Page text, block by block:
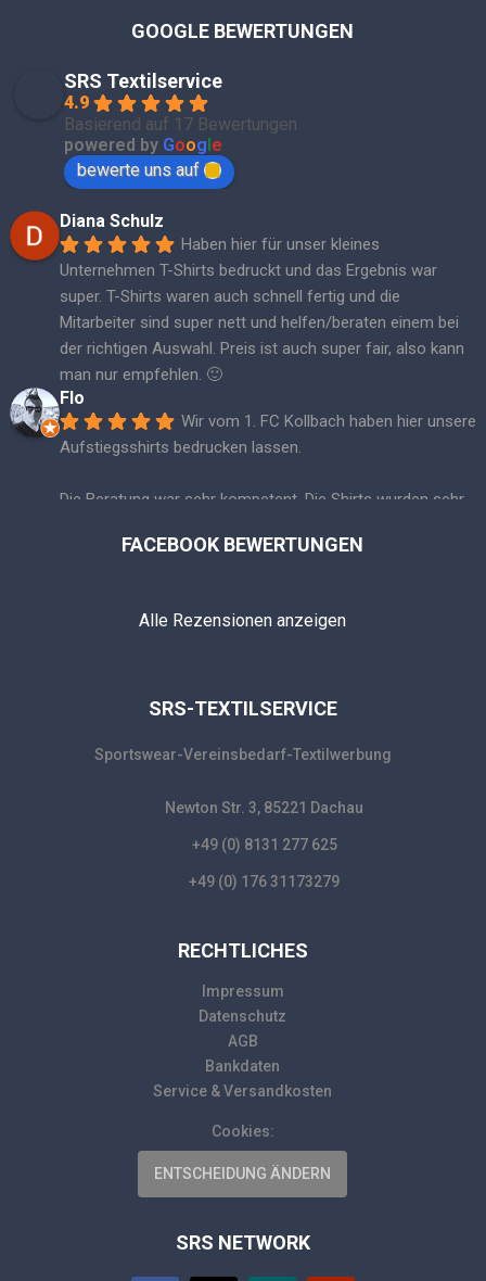
GOOGLE BEWERTUNGEN
SRS Textilservice
4.9
Basierend auf 17 Bewertungen
powered by Google
bewerte uns auf
Diana Schulz
Haben hier für unser kleines
Unternehmen T-Shirts bedruckt und das Ergebnis war
super. T-Shirts waren auch schnell fertig und die
Mitarbeiter sind super nett und helfen/beraten einem bei
der richtigen Auswahl. Preis ist auch super fair, also kann
man nur empfehlen. 🙂
Flo
Wir vom 1. FC Kollbach haben hier unsere
Aufstiegsshirts bedrucken lassen.
Die Beratung war sehr kompetent. Die Shirts wurden sehr
Empfehlung! ☺️👍🏼🏆
mit seiner Arbeit. Absolut Zuverlässig 👍👍⚽️⚽️
Mehr Bewertungen
FACEBOOK BEWERTUNGEN
Alle Rezensionen anzeigen
SRS-TEXTILSERVICE
Sportswear-Vereinsbedarf-Textilwerbung
Newton Str. 3, 85221 Dachau
+49 (0) 8131 277 625
+49 (0) 176 31173279
RECHTLICHES
Impressum
Datenschutz
AGB
Bankdaten
Service & Versandkosten
Cookies:
ENTSCHEIDUNG ÄNDERN
SRS NETWORK